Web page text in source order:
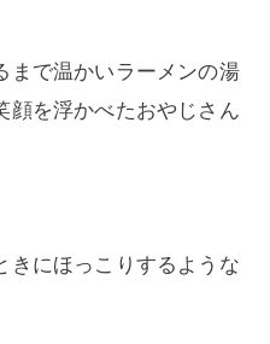
まで温かいラーメンの湯
顔を浮かべたおやじさん
きにほっこりするような